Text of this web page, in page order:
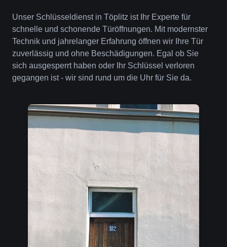
Unser Schlüsseldienst in Töplitz ist Ihr Experte für
schnelle und schonende Türöffnungen. Mit modernster
Technik und jahrelanger Erfahrung öffnen wir Ihre Tür
zuverlässig und ohne Beschädigungen. Egal ob Sie
sich ausgesperrt haben oder Ihr Schlüssel verloren
gegangen ist - wir sind rund um die Uhr für Sie da.